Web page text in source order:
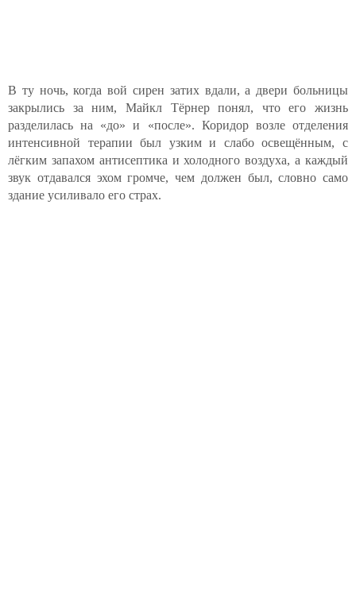
В ту ночь, когда вой сирен затих вдали, а двери больницы
закрылись за ним, Майкл Тёрнер понял, что его жизнь
разделилась на «до» и «после». Коридор возле отделения
интенсивной терапии был узким и слабо освещённым, с
лёгким запахом антисептика и холодного воздуха, а каждый
звук отдавался эхом громче, чем должен был, словно само
здание усиливало его страх.